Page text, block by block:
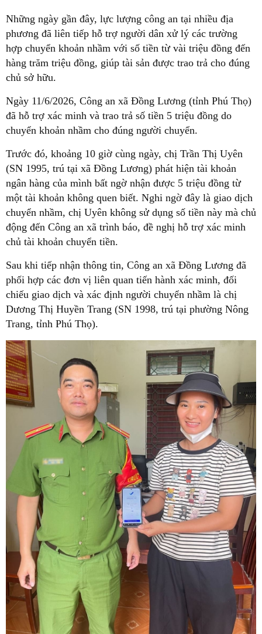
Những ngày gần đây, lực lượng công an tại nhiều địa
phương đã liên tiếp hỗ trợ người dân xử lý các trường
hợp chuyển khoản nhầm với số tiền từ vài triệu đồng đến
hàng trăm triệu đồng, giúp tài sản được trao trả cho đúng
chủ sở hữu.
Ngày 11/6/2026, Công an xã Đồng Lương (tỉnh Phú Thọ)
đã hỗ trợ xác minh và trao trả số tiền 5 triệu đồng do
chuyển khoản nhầm cho đúng người chuyển.
Trước đó, khoảng 10 giờ cùng ngày, chị Trần Thị Uyên
(SN 1995, trú tại xã Đồng Lương) phát hiện tài khoản
ngân hàng của mình bất ngờ nhận được 5 triệu đồng từ
một tài khoản không quen biết. Nghi ngờ đây là giao dịch
chuyển nhầm, chị Uyên không sử dụng số tiền này mà chủ
động đến Công an xã trình báo, đề nghị hỗ trợ xác minh
chủ tài khoản chuyển tiền.
Sau khi tiếp nhận thông tin, Công an xã Đồng Lương đã
phối hợp các đơn vị liên quan tiến hành xác minh, đối
chiếu giao dịch và xác định người chuyển nhầm là chị
Dương Thị Huyền Trang (SN 1998, trú tại phường Nông
Trang, tỉnh Phú Thọ).